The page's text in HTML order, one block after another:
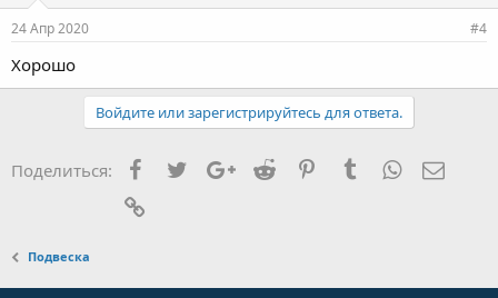
24 Апр 2020 #4
Хорошо
Войдите или зарегистрируйтесь для ответа.
Поделиться: FacebookTwitterGoogle+
Reddit PinterestTumblrWhatsApp
Подвеска